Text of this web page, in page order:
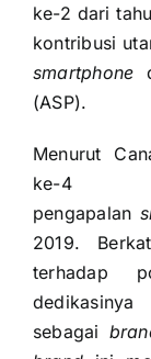
ke-2 dari
kontribusi
smartphone
(ASP).
Menurut
ke-4
pengapalan
2019.
terhadap
sebagai